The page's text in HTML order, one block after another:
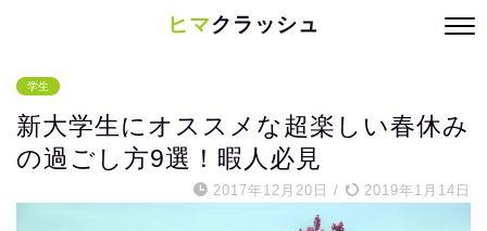
ヒマクラッシュ
学生
新大学生にオススメな超楽しい春休み
の過ごし方9選！暇人必見
2017年12月20日 / 2019年1月14日